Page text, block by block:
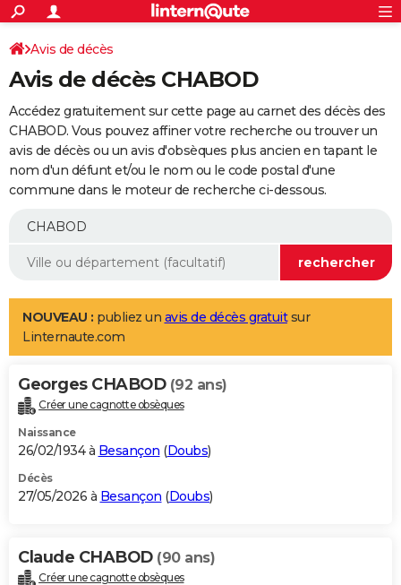
ACTUALITÉS
Politique
Société
Faits Divers
Education
Monde
Villes
+
SPORT
Coupe du monde 2026
Football
Tennis
Cyclisme
Rugby
Forum
Programme TV
TNT
Streaming
Cinéma
Sorties cinéma
Musique
+
FINANCE
Retraite
Epargne
Immobilier
Risques naturels par ville
Banque
Assurance
AUTO
Essais
Réserver un essai
Citadines
Berlines
SUV
Forum auto
+
Mobiles
Meilleur smartphone
Internet
Ordinateurs
Jeux vidéo
Guide high-tech
Aménagement intérieur
LIFESTYLE
Art de vivre
Bien-être
Loisirs
Mode
Modes de vie
Alimentation
Guide de la santé
Maladies
Médicaments
Sommeil
VOYAGE
Destinations
City break
Voyage nature
Voyage de noces
Forum
Climat
+PHOTO
GUIDES D'ACHAT
BONS PLANS
Carte de Noël
Carte Bonne année
Carte Saint-Valentin
Carte Pâques
Carte d'anniversaire
DICTIONNAIRE
Avis de décès
Avis de décès CHABOD
Accédez gratuitement sur cette page au carnet des décès des
CHABOD. Vous pouvez affiner votre recherche ou trouver un
avis de décès ou un avis d'obsèques plus ancien en tapant le
nom d'un défunt et/ou le nom ou le code postal d'une
commune dans le moteur de recherche ci-dessous.
NOUVEAU : publiez un avis de décès gratuitsur
Linternaute.com
Georges CHABOD (92 ans)
Créer une cagnotte obsèques
Naissance
26/02/1934 à Besançon (Doubs)
Décès
27/05/2026 à Besançon (Doubs)
Claude CHABOD (90 ans)
Créer une cagnotte obsèques